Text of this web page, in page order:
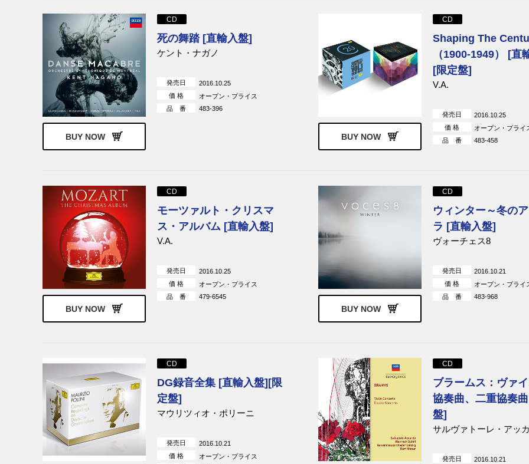
BUY NOW
CD
死の舞踏 [直輸入盤]
ケント・ナガノ
発売日
2016.10.25
価 格
オープン・プライス
品 番
483-396
BUY NOW
CD
Shaping The
（1900-1949） [直
[限定盤]
V.A.
発売日
2016.10.25
価 格
オープン・プライ
品 番
483-458
BUY NOW
CD
モーツァルト・クリスマ
ス・アルバム [直輸入盤]
V.A.
発売日
2016.10.25
価 格
オープン・プライス
品 番
479-6545
BUY NOW
CD
ウィンター～冬の
ラ [直輸入盤]
ヴォーチェス8
発売日
2016.10.21
価 格
オープン・プライ
品 番
483-968
CD
DG録音全集 [直輸入盤][限
定盤]
マウリツィオ・ポリーニ
発売日
2016.10.21
価 格
オープン・プライス
CD
ブラームス：ヴァ
協奏曲、二重協奏
盤]
サルヴァトーレ・アッ
発売日
2016.10.21